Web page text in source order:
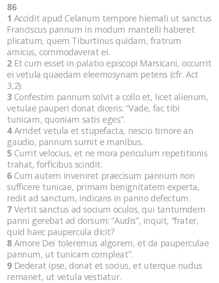
86
1 Accidit apud Celanum tempore hiemali ut sanctus
Franciscus pannum in modum mantelli haberet
plicatum, quem Tiburtinus quidam, fratrum
amicus, commodaverat ei.
2 Et cum esset in palatio episcopi Marsicani, occurrit
ei vetula quaedam eleemosynam petens (cfr. Act
3,2).
3 Confestim pannum solvit a collo et, licet alienum,
vetulae pauperi donat dicens: “Vade, fac tibi
tunicam, quoniam satis eges”.
4Arridet vetula et stupefacta, nescio timore an
gaudio, pannum sumit e manibus.
5 Currit velocius, et ne mora periculum repetitionis
trahat, forficibus scindit.
6 Cum autem inveniret praecisum pannum non
sufficere tunicae, primam benignitatem experta,
redit ad sanctum, indicans in panno defectum.
7 Vertit sanctus ad socium oculos, qui tantumdem
panni gerebat ad dorsum: “Audis”, inquit, “frater,
quid haec paupercula dicit?
8 Amore Dei toleremus algorem, et da pauperculae
pannum, ut tunicam compleat”.
9 Dederat ipse, donat et socius, et uterque nudus
remanet, ut vetula vestiatur.